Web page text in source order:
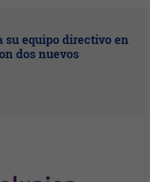
su equipo directivo en
dos nuevos